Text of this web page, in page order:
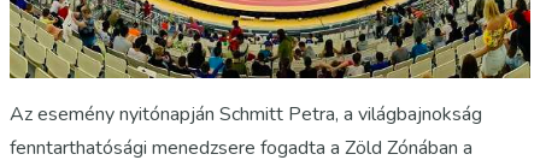
Az esemény nyitónapján Schmitt Petra, a világbajnokság
fenntarthatósági menedzsere fogadta a Zöld Zónában a